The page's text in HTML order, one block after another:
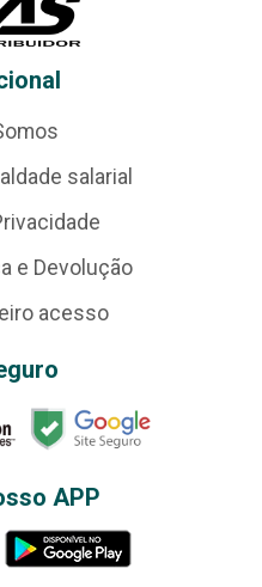
salarial
e Devolução
acesso
APP